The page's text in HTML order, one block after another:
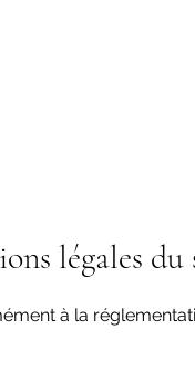
légales du
à la